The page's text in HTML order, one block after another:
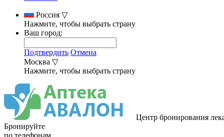
Россия ▽
Нажмите, чтобы выбрать страну
Ваш город:
Подтвердить Отмена
Москва ▽
Нажмите, чтобы выбрать страну
Центр бронирования
Бронируйте
по телефонам